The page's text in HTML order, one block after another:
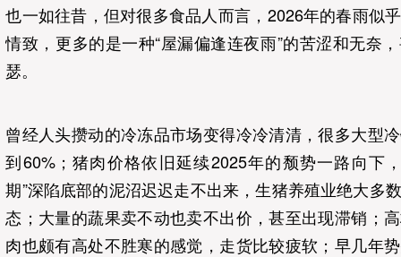
也一如往昔，但对很多食品人而言，2026年的春雨似
情致，更多的是一种“屋漏偏逢连夜雨”的苦涩和无奈
瑟。
曾经人头攒动的冷冻品市场变得冷冷清清，很多大型
到60%；猪肉价格依旧延续2025年的颓势一路向下
期”深陷底部的泥沼迟迟走不出来，生猪养殖业绝大多
态；大量的蔬果卖不动也卖不出价，甚至出现滞销；
肉也颇有高处不胜寒的感觉，走货比较疲软；早几年